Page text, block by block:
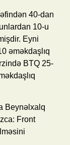
40-dan
10-u
Eyni
əməkdaşlıq
BTQ 25-
Beynəlxalq
Front